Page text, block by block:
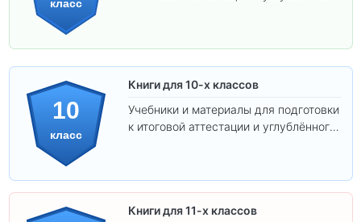
класс
10
класс
Книги для 10-х классов
Учебники и материалы для подготовки
к итоговой аттестации и углублённого
Книги для 11-х классов